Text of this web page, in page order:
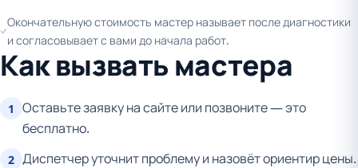
Окончательную стоимость мастер называет после диагностики
и согласовывает с вами до начала работ.
Как вызвать мастера
1
Оставьте заявку на сайте или позвоните — это
бесплатно.
2 Диспетчер уточнит проблему и назовёт ориентир цены.